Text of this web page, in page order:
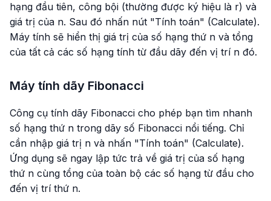
hạng đầu tiên, công bội (thường được ký hiệu là r) và
giá trị của n. Sau đó nhấn nút "Tính toán" (Calculate).
Máy tính sẽ hiển thị giá trị của số hạng thứ n và tổng
của tất cả các số hạng tính từ đầu dãy đến vị trí n đó.
Máy tính dãy Fibonacci
Công cụ tính dãy Fibonacci cho phép bạn tìm nhanh
số hạng thứ n trong dãy số Fibonacci nổi tiếng. Chỉ
cần nhập giá trị n và nhấn "Tính toán" (Calculate).
Ứng dụng sẽ ngay lập tức trả về giá trị của số hạng
thứ n cùng tổng của toàn bộ các số hạng từ đầu cho
đến vị trí thứ n.